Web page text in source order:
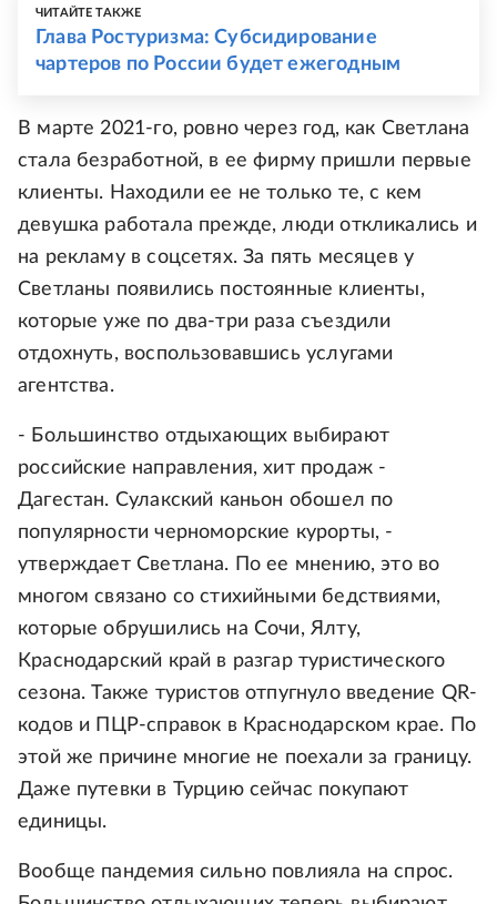
ЧИТАЙТЕ ТАКЖЕ
Глава Ростуризма: Субсидирование
чартеров по России будет ежегодным
В марте 2021-го, ровно через год, как Светлана
стала безработной, в ее фирму пришли первые
клиенты. Находили ее не только те, с кем
девушка работала прежде, люди откликались и
на рекламу в соцсетях. За пять месяцев у
Светланы появились постоянные клиенты,
которые уже по два-три раза съездили
отдохнуть, воспользовавшись услугами
агентства.
- Большинство отдыхающих выбирают
российские направления, хит продаж -
Дагестан. Сулакский каньон обошел по
популярности черноморские курорты, -
утверждает Светлана. По ее мнению, это во
многом связано со стихийными бедствиями,
которые обрушились на Сочи, Ялту,
Краснодарский край в разгар туристического
сезона. Также туристов отпугнуло введение QR-
кодов и ПЦР-справок в Краснодарском крае. По
этой же причине многие не поехали за границу.
Даже путевки в Турцию сейчас покупают
единицы.
Вообще пандемия сильно повлияла на спрос.